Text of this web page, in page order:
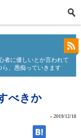
者に優しいとか言われて
ら、愚痴っていきます
べきか
» 2019/12/18